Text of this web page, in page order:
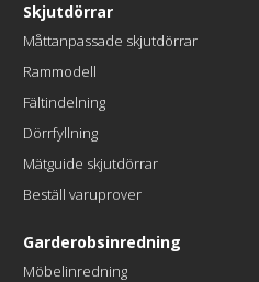
Skjutdörrar
Måttanpassade skjutdörrar
Rammodell
Fältindelning
Dörrfyllning
Mätguide skjutdörrar
Beställ varuprover
Garderobsinredning
Möbelinredning